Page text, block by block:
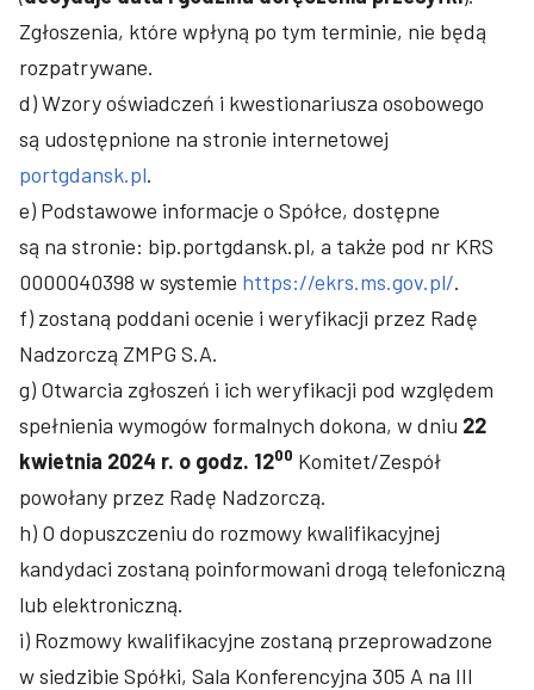
Zgłoszenia, które wpłyną po tym terminie, nie będą
rozpatrywane.
d) Wzory oświadczeń i kwestionariusza osobowego
są udostępnione na stronie internetowej
portgdansk.pl.
e) Podstawowe informacje o Spółce, dostępne
są na stronie: bip.portgdansk.pl, a także pod nr KRS
0000040398 w systemie https://ekrs.ms.gov.pl/.
f) zostaną poddani ocenie i weryfikacji przez Radę
Nadzorczą ZMPG S.A.
g) Otwarcia zgłoszeń i ich weryfikacji pod względem
spełnienia wymogów formalnych dokona, w dniu 22
kwietnia 2024 r. o godz. 1200 Komitet/Zespół
powołany przez Radę Nadzorczą.
h) O dopuszczeniu do rozmowy kwalifikacyjnej
kandydaci zostaną poinformowani drogą telefoniczną
lub elektroniczną.
i) Rozmowy kwalifikacyjne zostaną przeprowadzone
w siedzibie Spółki, Sala Konferencyjna 305 A na III